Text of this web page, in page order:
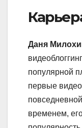
Даня
популярной
первые
временем,